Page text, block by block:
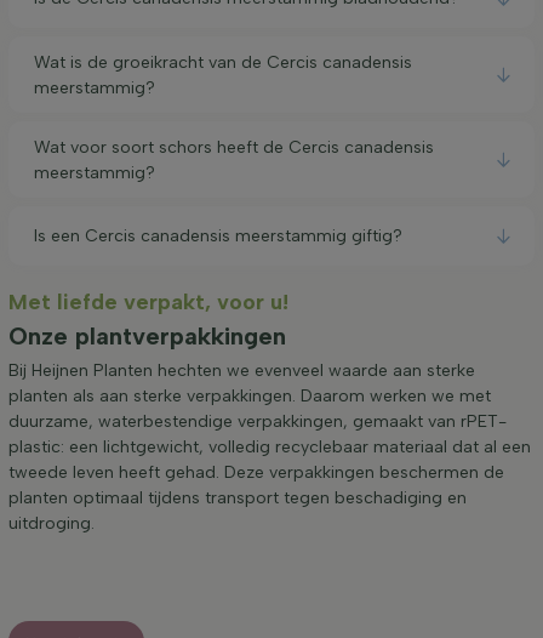
Wat is de groeikracht van de Cercis canadensis
meerstammig?
Wat voor soort schors heeft de Cercis canadensis
meerstammig?
Is een Cercis canadensis meerstammig giftig?
Met liefde verpakt, voor u!
Onze plantverpakkingen
Bij Heijnen Planten hechten we evenveel waarde aan sterke
planten als aan sterke verpakkingen. Daarom werken we met
duurzame, waterbestendige verpakkingen, gemaakt van rPET-
plastic: een lichtgewicht, volledig recyclebaar materiaal dat al een
tweede leven heeft gehad. Deze verpakkingen beschermen de
planten optimaal tijdens transport tegen beschadiging en
uitdroging.